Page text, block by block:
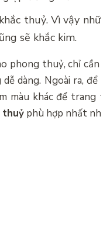
thuỷ. Vì vậy
sẽ khắc kim.
phong thuỷ, chỉ
dàng. Ngoài ra,
màu khác để trang
thuỷ phù hợp nhất